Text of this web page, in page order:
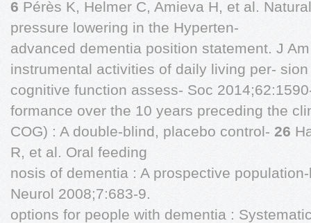
6 Pérès K, Helmer C, Amieva H, et al.
pressure lowering in the Hyperten-
advanced dementia position statement. J
instrumental activities of daily living per-
cognitive function assess- Soc
formance over the 10 years preceding the
COG) : A double-blind, placebo control- 26
R, et al. Oral feeding
nosis of dementia : A prospective
Neurol 2008;7:683-9.
options for people with dementia :